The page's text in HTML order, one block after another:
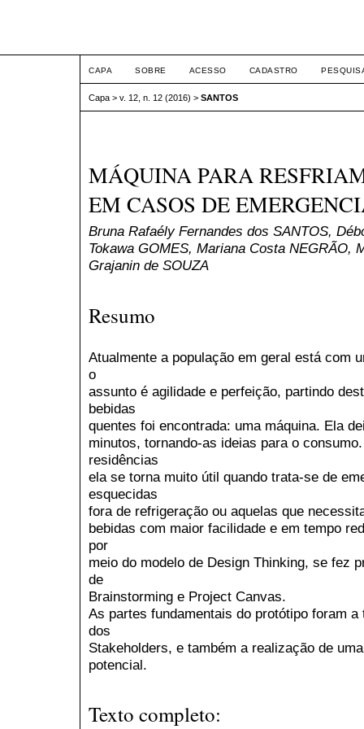
CAPA SOBRE ACESSO CADASTRO
Capa > v. 12, n. 12 (2016) > SANTOS
MÁQUINA PARA
EM CASOS DE
Bruna Rafaély Fernandes dos SANTOS,
Tokawa GOMES, Mariana Costa NEGRÃO,
Grajanin de SOUZA
Resumo
Atualmente a população em geral está com
o
assunto é agilidade e perfeição, partindo
bebidas
quentes foi encontrada: uma máquina. Ela
minutos, tornando-as ideias para o
residências
ela se torna muito útil quando trata-se de
esquecidas
fora de refrigeração ou aquelas que
bebidas com maior facilidade e em tempo
por
meio do modelo de Design Thinking, se fez
de
Brainstorming e Project Canvas.
As partes fundamentais do protótipo foram
dos
Stakeholders, e também a realização de
potencial.
Texto completo: